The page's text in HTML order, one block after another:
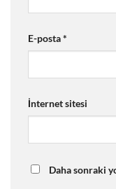
E-posta*
İnternet sitesi
Daha sonraki